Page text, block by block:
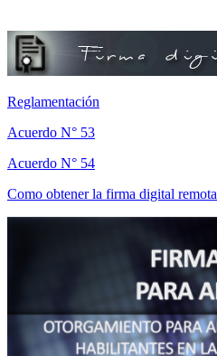
Reglamentación
Acuerdo N° 53
Acuerdo N° 54
Como obtener la firma digital remota